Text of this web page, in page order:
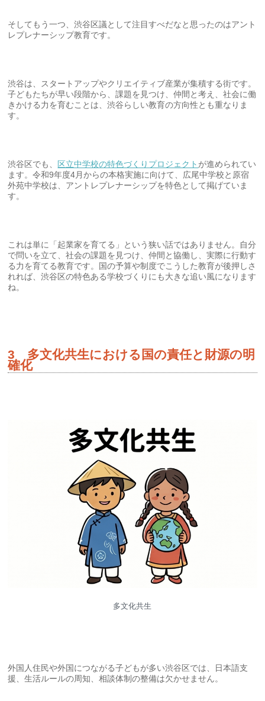
そしてもう一つ、渋谷区議として注目すべだなと思ったのはアント
レプレナーシップ教育です。
渋谷は、スタートアップやクリエイティブ産業が集積する街です。
子どもたちが早い段階から、課題を見つけ、仲間と考え、社会に働
きかける力を育むことは、渋谷らしい教育の方向性とも重なりま
す。
渋谷区でも、 区立中学校の特色づくりプロジェクト が進められてい
ます。令和9年度4月からの本格実施に向けて、広尾中学校と原宿
外苑中学校は、アントレプレナーシップを特色として掲げていま
す。
これは単に「起業家を育てる」という狭い話ではありません。自分
で問いを立て、社会の課題を見つけ、仲間と協働し、実際に行動す
る力を育てる教育です。国の予算や制度でこうした教育が後押しさ
れれば、渋谷区の特色ある学校づくりにも大きな追い風になります
ね。
3 多文化共生における国の責任と財源の明
確化
多文化共生
外国人住民や外国につながる子どもが多い渋谷区では、日本語支
援、生活ルールの周知、相談体制の整備は欠かせません。